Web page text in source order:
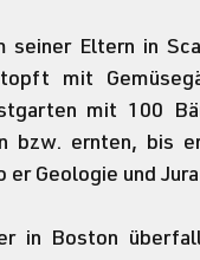
Eltern in
mit
mit 100
bzw. ernten, bis
er Geologie und
in Boston